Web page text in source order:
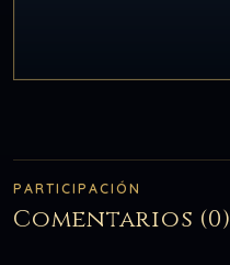
PARTICIPACIÓN
Comentarios (0)